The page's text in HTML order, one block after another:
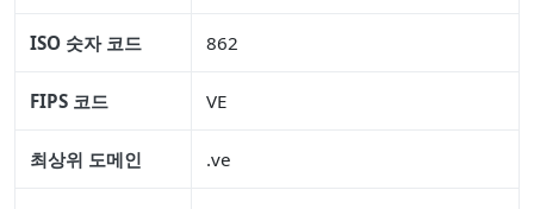
ISO 숫자 코드 862
FIPS 코드 VE
최상위 도메인 .ve